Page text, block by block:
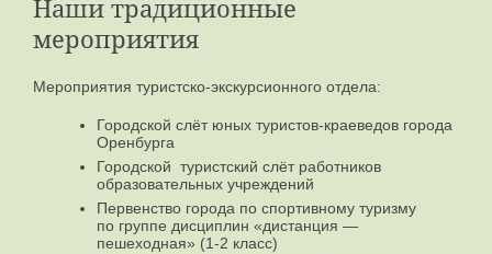
Наши традиционные
мероприятия
Мероприятия туристско-экскурсионного отдела:
Городской слёт юных туристов-краеведов города
Оренбурга
Городской туристский слёт работников
образовательных учреждений
Первенство города по спортивному туризму
по группе дисциплин «дистанция —
пешеходная» (1-2 класс)